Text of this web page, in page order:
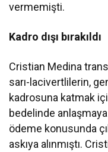
vermemişti.
Kadro dışı bırakıldı
Cristian Medina
sarı-lacivertlilerin,
kadrosuna katmak
bedelinde
ödeme konusunda
askıya alınmıştı.